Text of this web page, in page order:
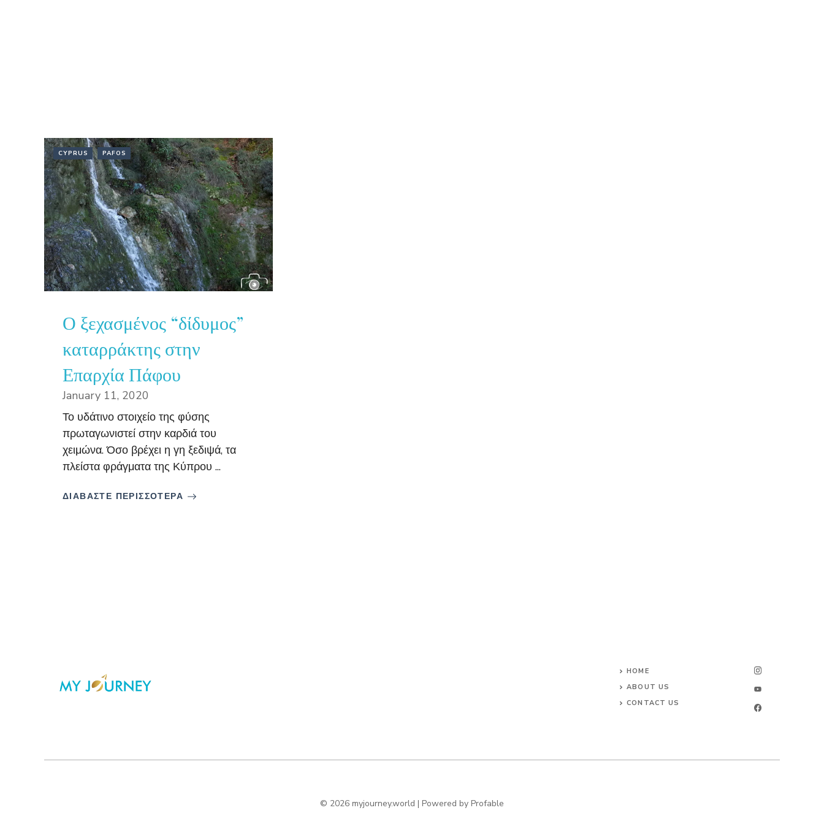
CYPRUS PAFOS
Ο ξεχασμένος “δίδυμος”
καταρράκτης στην
Επαρχία Πάφου
January 11, 2020
Το υδάτινο στοιχείο της φύσης
πρωταγωνιστεί στην καρδιά του
χειμώνα. Όσο βρέχει η γη ξεδιψά, τα
πλείστα φράγματα της Κύπρου ...
ΔΙΑΒΑΣΤΕ ΠΕΡΙΣΣΟΤΕΡΑ
HOME
ABOUT US
CONTACT US
© 2026 myjourney.world | Powered by Profable